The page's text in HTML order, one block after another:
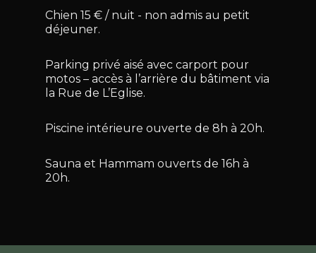
Chien 15 € / nuit - non admis au petit
déjeuner.
Parking privé aisé avec carport pour
motos – accès à l’arrière du bâtiment via
la Rue de L’Eglise.
Piscine intérieure ouverte de 8h à 20h.
Sauna et Hammam ouverts de 16h à
20h.